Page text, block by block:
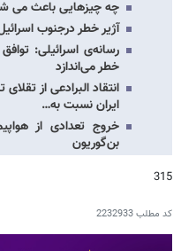
چه چیزهایی باعث می
آژیر خطر درجنوب
رسانه‌ی اسرائیلی:
خطر می‌اندازد
انتقاد البرادعی از
ایران نسبت به…
خروج تعدادی از
بن‌گوریون
315
کد مطلب2232933